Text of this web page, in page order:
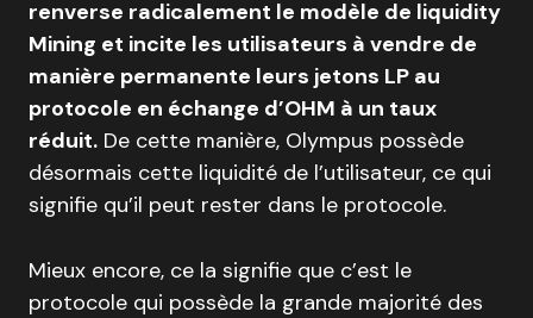
renverse radicalement le modèle de liquidity
Mining et incite les utilisateurs à vendre de
manière permanente leurs jetons LP au
protocole en échange d’OHM à un taux
réduit. De cette manière, Olympus possède
désormais cette liquidité de l’utilisateur, ce qui
signifie qu’il peut rester dans le protocole.
Mieux encore, ce la signifie que c’est le
protocole qui possède la grande majorité des